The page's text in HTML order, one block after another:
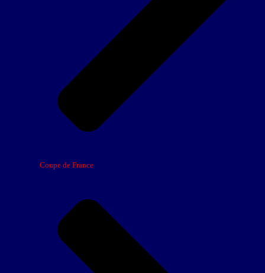
Coupe de France